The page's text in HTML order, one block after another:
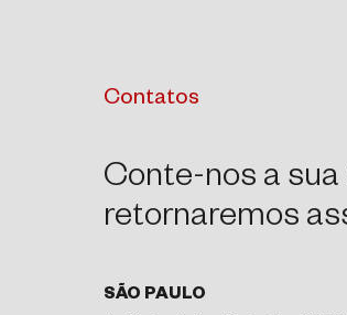
Contatos
Conte-nos a
retornaremos
SÃO PAULO